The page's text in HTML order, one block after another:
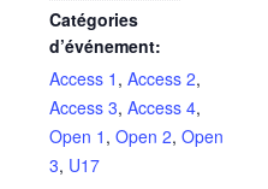
Catégories
d’événement:
Access 1 , Access 2,
Access 3, Access 4,
Open 1 , Open 2, Open
3, U17